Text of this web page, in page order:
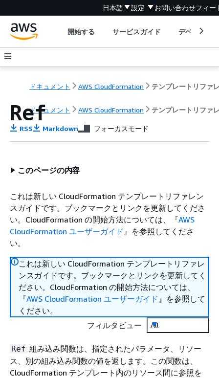
日本語 設定 お問い合わせフィー
開始する サービスガイド デベロッパ
ドキュメント AWS CloudFormation
ドキュメント AWS CloudFormation テンプレートリファ
Ref
RSS Markdown フォーカスモード
このページの内容
これは新しい CloudFormation テンプレートリファレン
スガイドです。ブックマークとリンクを更新してくださ
い。CloudFormation の開始方法については、『AWS
CloudFormation ユーザーガイド 』を参照してくださ
い。
これは新しい CloudFormation テンプレートリファレ
ンスガイドです。ブックマークとリンクを更新してく
ださい。CloudFormation の開始方法については、
『AWS CloudFormation ユーザーガイド 』を参照して
ください。
フィルタビュー
All
Ref 組み込み関数は、指定されたパラメータ、リソー
ス、別の組み込み関数の値を返します。この関数は、
CloudFormation テンプレート内のリソース間に参照を